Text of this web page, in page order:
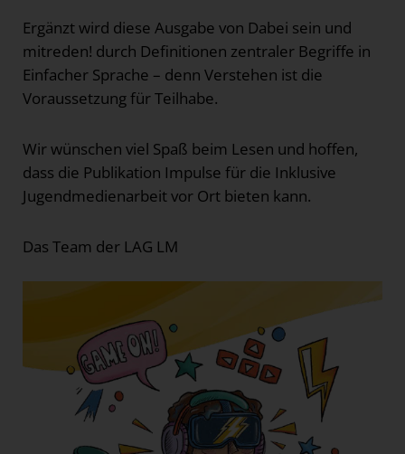
Ergänzt wird diese Ausgabe von Dabei sein und
mitreden! durch Definitionen zentraler Begriffe in
Einfacher Sprache – denn Verstehen ist die
Voraussetzung für Teilhabe.
Wir wünschen viel Spaß beim Lesen und hoffen,
dass die Publikation Impulse für die Inklusive
Jugendmedienarbeit vor Ort bieten kann.
Das Team der LAG LM